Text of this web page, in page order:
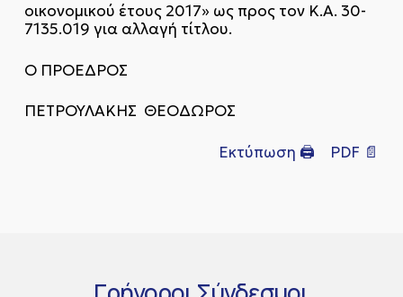
οικονομικού έτους 2017» ως προς τον Κ.Α. 30-
7135.019 για αλλαγή τίτλου.
Ο ΠΡΟΕΔΡΟΣ
ΠΕΤΡΟΥΛΑΚΗΣ ΘΕΟΔΩΡΟΣ
Εκτύπωση 🖨 PDF 📄